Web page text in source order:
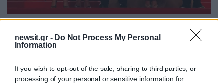
newsit.gr - Do Not Process My Personal
Information
If you wish to opt-out of the sale, sharing to third parties, or
processing of your personal or sensitive information for
Το καστ του «The Fast and the Furious» / REUTERS / Gonzalo
κυκλοφόρησε το 2001.